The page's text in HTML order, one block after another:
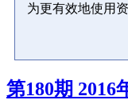
为更有效地使用
第180期 2016